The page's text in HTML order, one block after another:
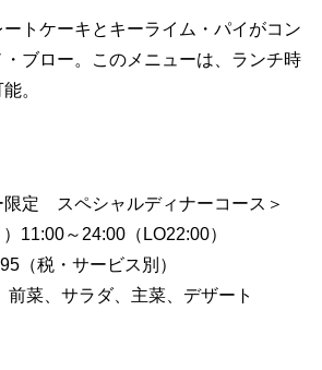
トケーキとキーライム・パイがコン
ブロー。このメニューは、ランチ時
。
限定 スペシャルディナーコース＞
11:00～24:00（LO22:00）
（税・サービス別）
前菜、サラダ、主菜、デザート